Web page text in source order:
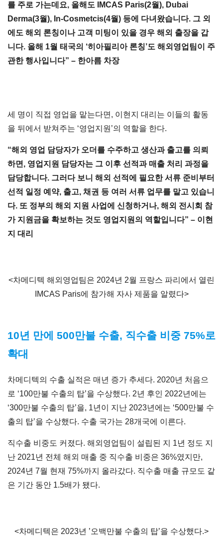
를 주로 가는데요, 올해도 IMCAS Paris(2월), Dubai
Derma(3월), In-Cosmetcis(4월) 등에 다녀왔습니다. 그 외
에도 해외 론칭이나 고객 미팅이 있을 경우 해외 출장을 갑
니다. 올해 1월 태국의 ‘히아필리아 론칭’도 해외영업팀이 주
관한 행사입니다” – 한아름 차장
세 명이 직접 영업을 맡는다면, 이현지 대리는 이들의 활동
을 뒤에서 받쳐주는 ‘영업지원’의 역할을 한다.
“해외 영업 담당자가 오더를 수주하고 생산과 출고를 의뢰
하면, 영업지원 담당자는 그 이후 선적과 매출 처리 과정을
담당합니다. 그러다 보니 해외 선적에 필요한 서류 준비부터
선적 일정 예약, 출고, 채권 등 여러 서류 업무를 맡고 있습니
다. 또 정부의 해외 지원 사업에 신청하거나, 해외 전시회 참
가 지원금을 확보하는 것도 영업지원의 역할입니다” – 이현
지 대리
<차메디텍 해외영업팀은 2024년 2월 프랑스 파리에서 열린
IMCAS Paris에 참가해 자사 제품을 알렸다>
10년 만에 500만불 수출, 직수출 비중 75%로
확대
차메디텍의 수출 실적은 매년 증가 추세다. 2020년 처음으
로 ‘100만불 수출의 탑’을 수상했다. 2년 후인 2022년에는
‘300만불 수출의 탑’을, 1년이 지난 2023년에는 ‘500만불 수
출의 탑’을 수상했다. 수출 국가는 28개국에 이른다.
직수출 비중도 커졌다. 해외영업팀이 설립된 지 1년 정도 지
난 2021년 전체 해외 매출 중 직수출 비중은 36%였지만,
2024년 7월 현재 75%까지 올라갔다. 직수출 매출 규모도 같
은 기간 동안 1.5배가 됐다.
<차메디텍은 2023년 ’오백만불 수출의 탑’을 수상했다.>